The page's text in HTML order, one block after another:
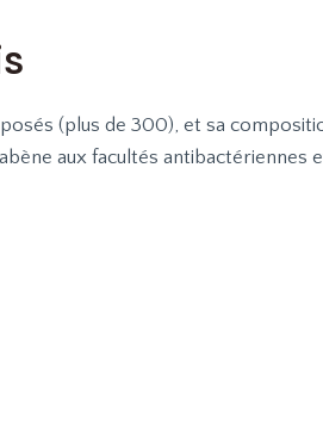
(plus de 300), et sa
aux facultés antibactériennes